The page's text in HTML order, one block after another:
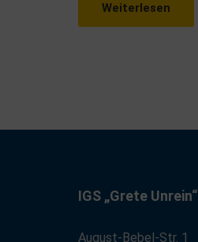
Weiterlesen
IGS „Grete Unrein“
August-Bebel-Str. 1